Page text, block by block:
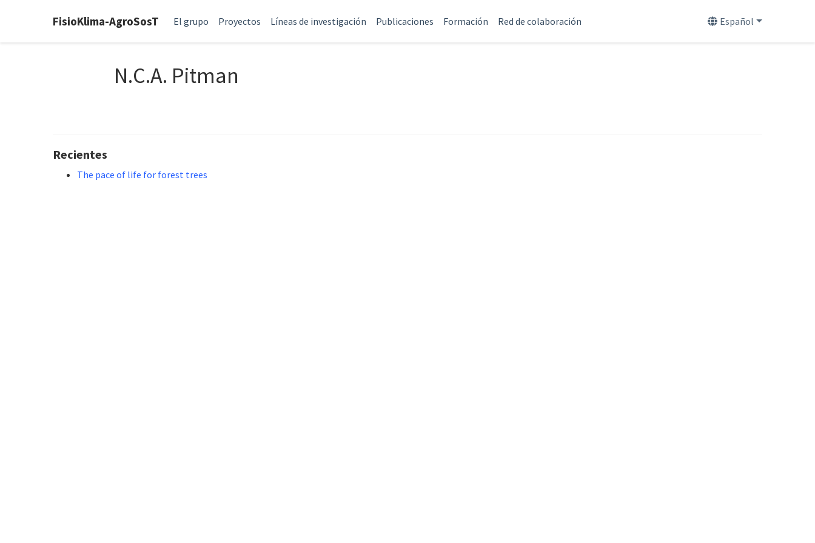
FisioKlima-AgroSosT El grupo Proyectos Líneas de investigación Publicaciones Formación Red de colaboración Español
N.C.A. Pitman
Recientes
The pace of life for forest trees